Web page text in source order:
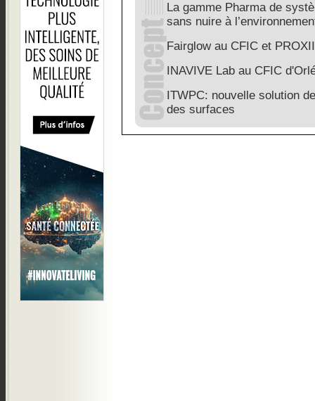
La gamme Pharma de
sans nuire à
Fairglow au CFIC et
INAVIVE Lab au CFIC
ITWPC: nouvelle solution
des surfaces